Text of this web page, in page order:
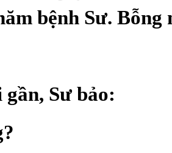
bệnh Sư. Bỗng
Sư bảo: